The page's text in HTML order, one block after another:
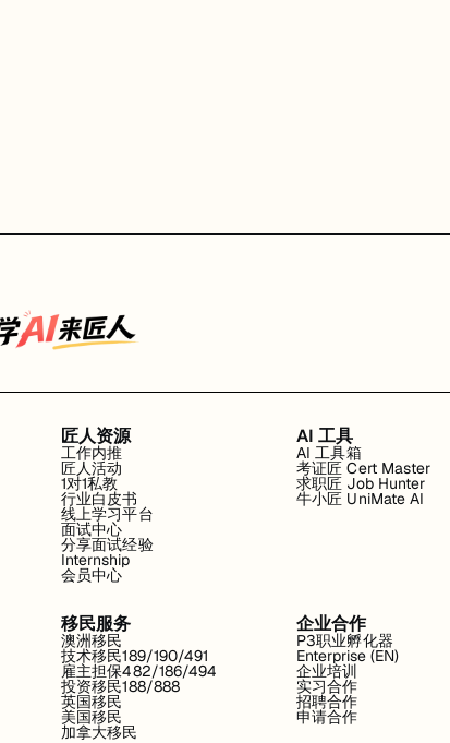
匠人资源
工作内推
匠人活动
1对1私教
行业白皮书
线上学习平台
面试中心
分享面试经验
Internship
会员中心
AI 工具
AI 工具箱
考证匠 Cert Master
求职匠 Job Hunter
牛小匠 UniMate AI
移民服务
澳洲移民
技术移民189/190/491
雇主担保482/186/494
投资移民188/888
英国移民
美国移民
加拿大移民
企业合作
P3职业孵化器
Enterprise (EN)
企业培训
实习合作
招聘合作
申请合作